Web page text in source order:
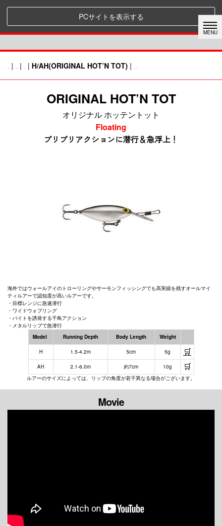
PCサイトを表示する
| | | H/AH(ORIGINAL HOT’N TOT) |
ORIGINAL HOT’N TOT
オリジナル ホッテントット
Floating
ブリブリアクションに潜行＆急浮上！
海外ではウォールアイのトローリングやサーモンフィッシングでも高実績を残すオールマイ
ティルアーで認知度が高いルアーです。
・目標レンジに急速潜行
・ワイドウォブリング
・バイトを誘発する千鳥アクション
・メタルリップで急潜行
Model
Running Depth Body Length Weight
H 1.5-4.2m 5cm 5g 🛒
AH 2.1-6.0m 約7cm 10g 🛒
ルアーのサイズによっては、リップの角度が若干異なる場合がございます。
Movie